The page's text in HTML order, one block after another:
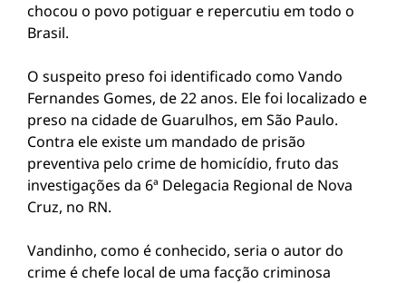
chocou o povo potiguar e repercutiu em todo o
Brasil.
O suspeito preso foi identificado como Vando
Fernandes Gomes, de 22 anos. Ele foi localizado e
preso na cidade de Guarulhos, em São Paulo.
Contra ele existe um mandado de prisão
preventiva pelo crime de homicídio, fruto das
investigações da 6ª Delegacia Regional de Nova
Cruz, no RN.
Vandinho, como é conhecido, seria o autor do
crime é chefe local de uma facção criminosa